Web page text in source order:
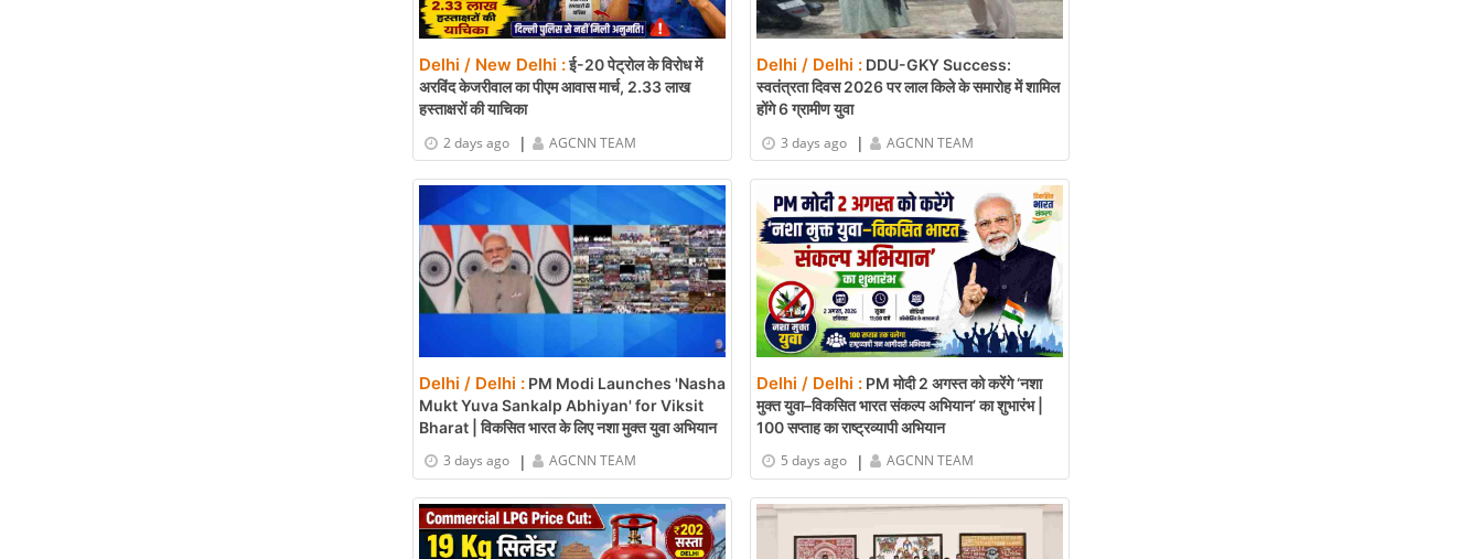
Delhi / New Delhi :ई-20 पेट्रोल के विरोध में
अरविंद केजरीवाल का पीएम आवास मार्च, 2.33 लाख
हस्ताक्षरों की याचिका
2 days ago
| AGCNN TEAM
Delhi / Delhi : DDU-GKY Success:
स्वतंत्रता दिवस 2026 पर लाल किले के समारोह में शामिल
होंगे 6 ग्रामीण युवा
3 days ago
| AGCNN TEAM
Delhi / Delhi : PM Modi Launches 'Nasha
Mukt Yuva Sankalp Abhiyan' for Viksit
Bharat | विकसित भारत के लिए नशा मुक्त युवा अभियान
3 days ago
| AGCNN TEAM
Delhi / Delhi : PM मोदी 2 अगस्त को करेंगे ‘नशा
मुक्त युवा–विकसित भारत संकल्प अभियान’ का शुभारंभ |
100 सप्ताह का राष्ट्रव्यापी अभियान
5 days ago
| AGCNN TEAM